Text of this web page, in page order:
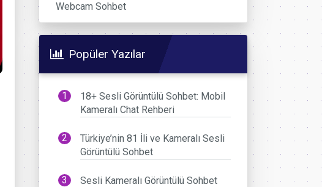
Webcam Sohbet
Popüler Yazılar
18+ Sesli Görüntülü Sohbet: Mobil
Kameralı Chat Rehberi
Türkiye’nin 81 İli ve Kameralı Sesli
Görüntülü Sohbet
Sesli Kameralı Görüntülü Sohbet